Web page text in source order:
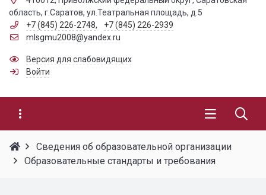
область, г.Саратов, ул.Театральная площадь, д.5
+7 (845) 226-2748,
+7 (845) 226-2939
mlsgmu2008@yandex.ru
Версия для слабовидящих
Войти
Сведения об образовательной организации
Образовательные стандарты и требования